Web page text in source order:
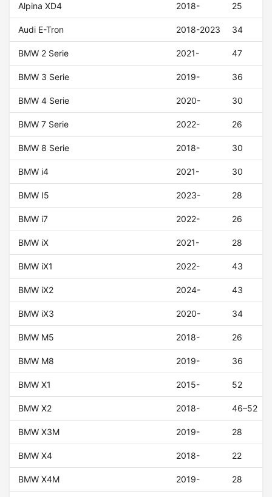
Alpina XD4 2018- 25
Audi E-Tron 2018-2023 34
BMW 2 Serie 2021- 47
BMW 3 Serie 2019- 36
BMW 4 Serie 2020- 30
BMW 7 Serie 2022- 26
BMW 8 Serie 2018- 30
BMW i4 2021- 30
BMW I5 2023- 28
BMW i7 2022- 26
BMW iX 2021- 28
BMW iX1 2022- 43
BMW iX2 2024- 43
BMW iX3 2020- 34
BMW M5 2018- 26
BMW M8 2019- 36
BMW X1 2015- 52
BMW X2 2018- 46–52
BMW X3M 2019- 28
BMW X4 2018- 22
BMW X4M 2019- 28